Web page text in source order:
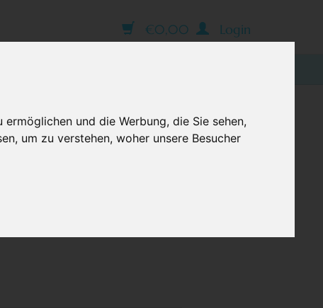
und die Werbung, die Sie sehen,
um zu verstehen, woher unsere Besucher
€0,00 Login
MIT